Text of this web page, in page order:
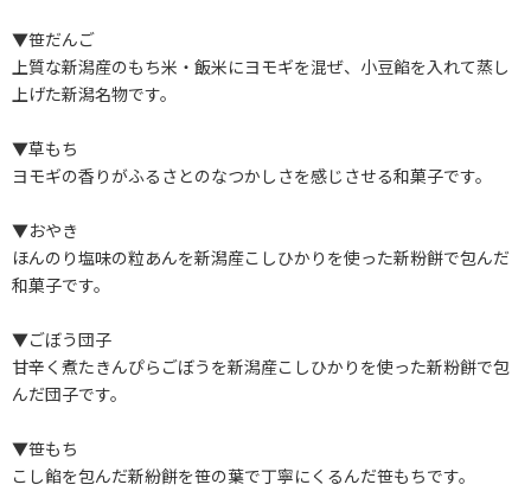
▼笹だんご
上質な新潟産のもち米・飯米にヨモギを混ぜ、小豆餡を入れて蒸し
上げた新潟名物です。
▼草もち
ヨモギの香りがふるさとのなつかしさを感じさせる和菓子です。
▼おやき
ほんのり塩味の粒あんを新潟産こしひかりを使った新粉餅で包んだ
和菓子です。
▼ごぼう団子
甘辛く煮たきんぴらごぼうを新潟産こしひかりを使った新粉餅で包
んだ団子です。
▼笹もち
こし餡を包んだ新紛餅を笹の葉で丁寧にくるんだ笹もちです。